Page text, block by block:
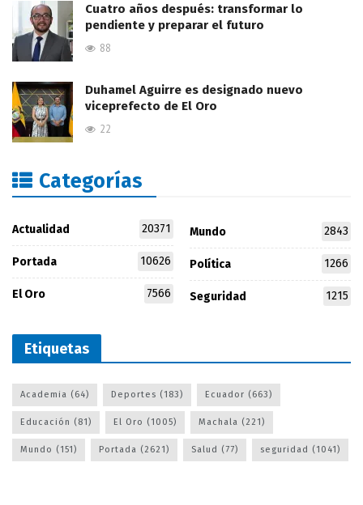
Cuatro años después: transformar lo
pendiente y preparar el futuro
88
Duhamel Aguirre es designado nuevo
viceprefecto de El Oro
22
Categorías
Actualidad 20371
Portada 10626
El Oro 7566
Mundo 2843
Política 1266
Seguridad 1215
Etiquetas
Academia (64) Deportes (183) Ecuador (663)
Educación (81) El Oro (1005) Machala (221)
Mundo (151) Portada (2621) Salud (77) seguridad (1041)